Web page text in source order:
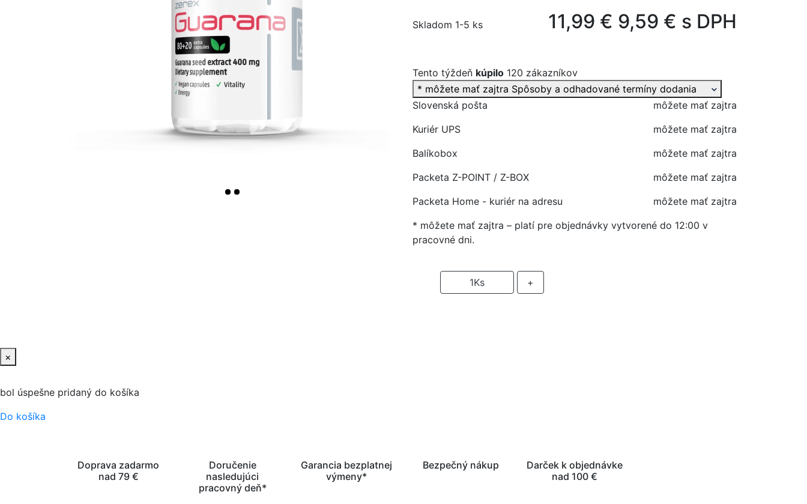
Skladom 1-5 ks 11,99 € 9,59 € s DPH
Tento týždeň kúpilo 120 zákazníkov
* môžete mať zajtra Spôsoby a odhadované termíny dodania
Slovenská pošta
môžete mať zajtra
Kuriér UPS
môžete mať zajtra
Balíkobox
môžete mať zajtra
Packeta Z-POINT / Z-BOX
môžete mať zajtra
Packeta Home - kuriér na adresu
môžete mať zajtra
* môžete mať zajtra – platí pre objednávky vytvorené do 12:00 v
pracovné dni.
1Ks +
×
bol úspešne pridaný do košíka
Do košíka
Doprava zadarmo
nad 79 €
Doručenie
nasledujúci
pracovný deň*
Garancia bezplatnej
výmeny*
Bezpečný nákup
Darček k objednávke
nad 100 €